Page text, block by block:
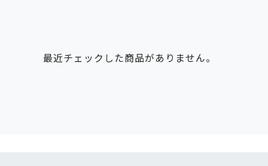
最近チェックした商品がありません。